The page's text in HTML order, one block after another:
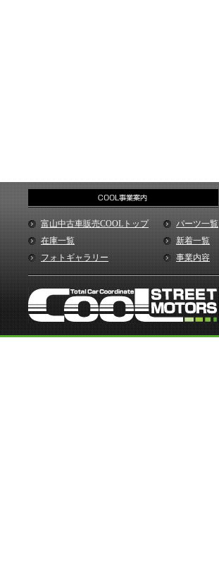
富山中古車販売COOLトップ
パーツ一覧
在庫一覧
新着一覧
フォトギャラリー
事業内容